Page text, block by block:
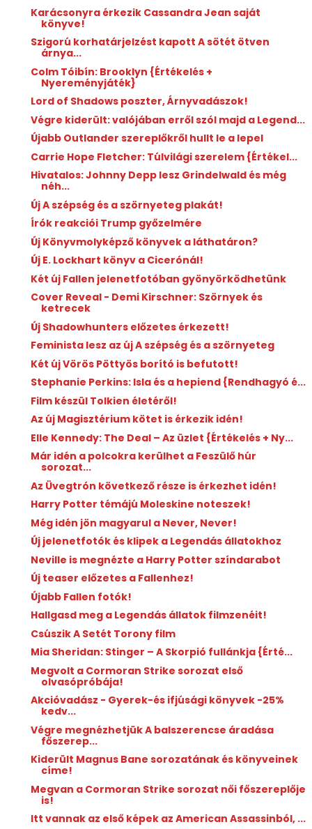
Karácsonyra érkezik Cassandra Jean saját
könyve!
Szigorú korhatárjelzést kapott A sötét ötven
árnya...
Colm Tóibín: Brooklyn {Értékelés +
Nyereményjáték}
Lord of Shadows poszter, Árnyvadászok!
Végre kiderült: valójában erről szól majd a Legend...
Újabb Outlander szereplőkről hullt le a lepel
Carrie Hope Fletcher: Túlvilági ​szerelem {Értékel...
Hivatalos: Johnny Depp lesz Grindelwald és még
néh...
Új A szépség és a szörnyeteg plakát!
Írók reakciói Trump győzelmére
Új Könyvmolyképző könyvek a láthatáron?
Új E. Lockhart könyv a Cicerónál!
Két új Fallen jelenetfotóban gyönyörködhetünk
Cover Reveal - Demi Kirschner: Szörnyek és
ketrecek
Új Shadowhunters előzetes érkezett!
Feminista lesz az új A szépség és a szörnyeteg
Két új Vörös Pöttyös borító is befutott!
Stephanie Perkins: Isla ​és a hepiend {Rendhagyó é...
Film készül Tolkien életéről!
Az új Magisztérium kötet is érkezik idén!
Elle Kennedy: The ​Deal – Az üzlet {Értékelés + Ny...
Már idén a polcokra kerülhet a Feszülő húr
sorozat...
Az Üvegtrón következő része is érkezhet idén!
Harry Potter témájú Moleskine noteszek!
Még idén jön magyarul a Never, Never!
Új jelenetfotók és klipek a Legendás állatokhoz
Neville is megnézte a Harry Potter színdarabot
Új teaser előzetes a Fallenhez!
Újabb Fallen fotók!
Hallgasd meg a Legendás állatok filmzenéit!
Csúszik A Setét Torony film
Mia Sheridan: Stinger ​– A Skorpió fullánkja {Érté...
Megvolt a Cormoran Strike sorozat első
olvasópróbája!
Akcióvadász - Gyerek-és ifjúsági könyvek -25%
kedv...
Végre megnézhetjük A balszerencse áradása
főszerep...
Kiderült Magnus Bane sorozatának és könyveinek
címe!
Megvan a Cormoran Strike sorozat női főszereplője
is!
Itt vannak az első képek az American Assassinból, ...